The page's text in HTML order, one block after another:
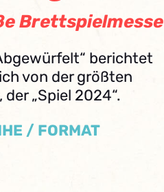
Brettspielmesse
berichtet
von der größten
„Spiel 2024“.
/ FORMAT